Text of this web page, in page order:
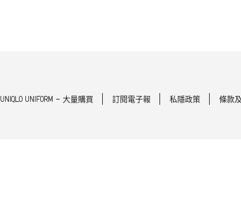
UNIQLO UNIFORM - 大量購買 訂閱電子報 私隱政策 條款